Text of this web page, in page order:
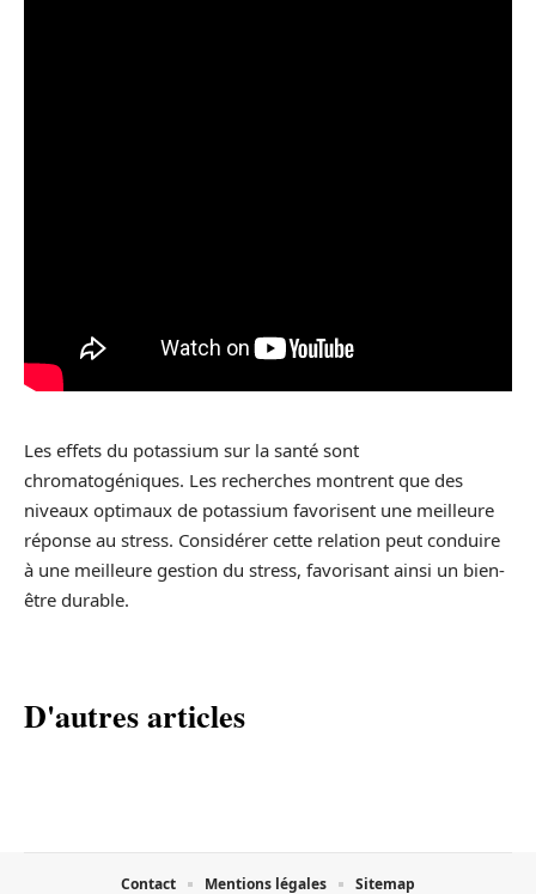
Les effets du potassium sur la santé sont
chromatogéniques. Les recherches montrent que des
niveaux optimaux de potassium favorisent une meilleure
réponse au stress. Considérer cette relation peut conduire
à une meilleure gestion du stress, favorisant ainsi un bien-
être durable.
D'autres articles
Contact Mentions légales Sitemap